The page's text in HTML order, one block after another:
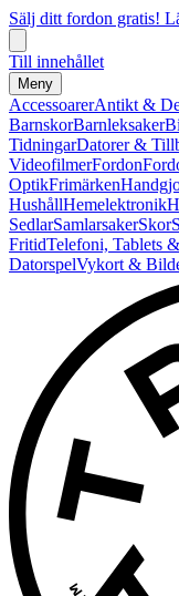
Sälj ditt fordon gratis!
Till innehållet
Meny
AccessoarerAntikt &
BarnskorBarnleksaker
TidningarDatorer &
VideofilmerFordon
OptikFrimärken
HushållHemelektronik
SedlarSamlarsakerSkor
FritidTelefoni, Tablets
DatorspelVykort &